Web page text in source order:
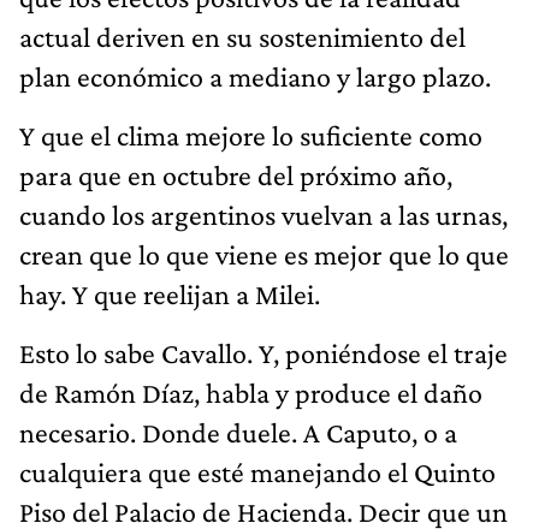
actual deriven en su sostenimiento del
plan económico a mediano y largo plazo.
Y que el clima mejore lo suficiente como
para que en octubre del próximo año,
cuando los argentinos vuelvan a las urnas,
crean que lo que viene es mejor que lo que
hay. Y que reelijan a Milei.
Esto lo sabe Cavallo. Y, poniéndose el traje
de Ramón Díaz, habla y produce el daño
necesario. Donde duele. A Caputo, o a
cualquiera que esté manejando el Quinto
Piso del Palacio de Hacienda. Decir que un